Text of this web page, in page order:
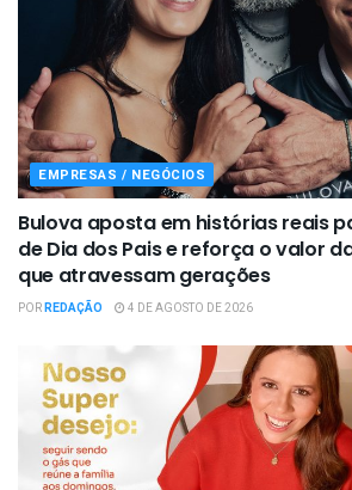
EMPRESAS / NEGÓCIOS
Bulova aposta em histórias reais
de Dia dos Pais e reforça o valor
que atravessam gerações
PORREDAÇÃO 4 DE AGOSTO DE 2026